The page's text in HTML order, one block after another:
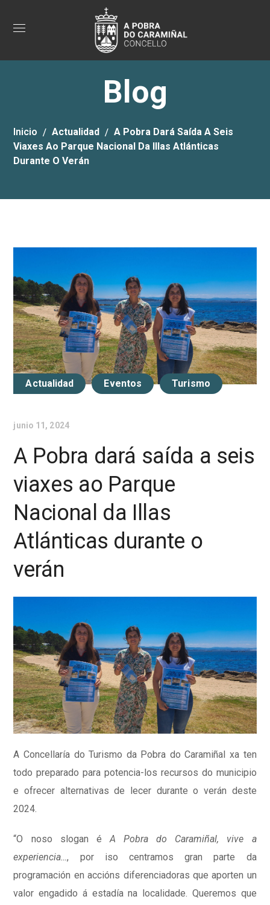
Blog
Inicio Actualidad
A Pobra Dará Saída A Seis
Viaxes Ao Parque Nacional Da Illas Atlánticas
Durante O Verán
Actualidad Eventos Turismo
junio 11, 2024
A Pobra dará saída a seis
viaxes ao Parque
Nacional da Illas
Atlánticas durante o
verán
A Concellaría do Turismo da Pobra do Caramiñal xa ten
todo preparado para potencia-los recursos do municipio
e ofrecer alternativas de lecer durante o verán deste
2024.
“O noso slogan éA Pobra do Caramiñal, vive a
experiencia…, por iso centramos gran parte da
programación en accións diferenciadoras que aporten un
valor engadido á estadía na localidade. Queremos que